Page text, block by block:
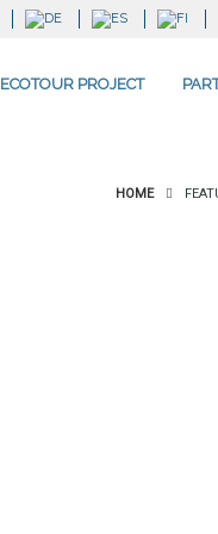
ECOTOUR PROJECT
HOME